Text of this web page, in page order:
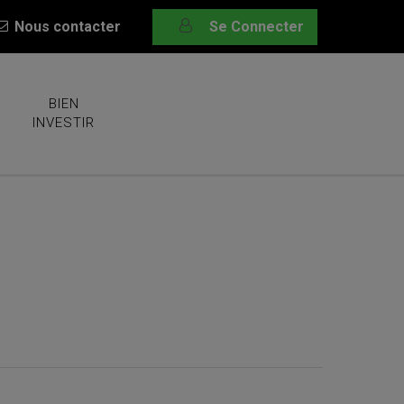
Nous contacter Se Connecter
BIEN
INVESTIR